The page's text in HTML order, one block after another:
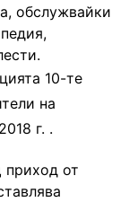
обслужвайки
10-те
на
г. .
приход от